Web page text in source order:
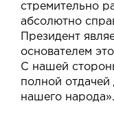
стремительно
абсолютно
Президент
основателем
С нашей
полной отдачей
нашего народа».